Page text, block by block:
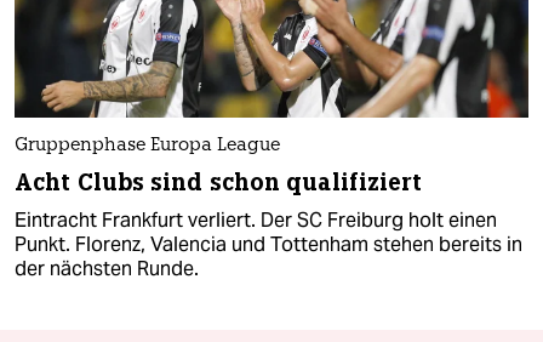
Gruppenphase Europa League
Acht Clubs sind schon qualifiziert
Eintracht Frankfurt verliert. Der SC Freiburg holt einen
Punkt. Florenz, Valencia und Tottenham stehen bereits in
der nächsten Runde.